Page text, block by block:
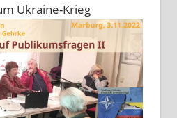
Ukraine-Krieg